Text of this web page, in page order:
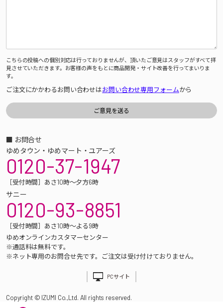
こちらの投稿への個別対応は行っておりませんが、頂いたご意見はスタッフがすべて拝
見させていただきます。お客様の声をもとに商品開発・サイト改善を行ってまいりま
す。
ご注文にかかわるお問い合わせはお問い合わせ専用フォームから
■ お問合せ
ゆめタウン・ゆめマート・ユアーズ
0120-37-1947
［受付時間］あさ10時～夕方6時
サニー
0120-93-8851
［受付時間］あさ10時～よる9時
ゆめオンラインカスタマーセンター
※通話料は無料です。
※ネット専用のお問合せ先です。ご注文は受け付けておりません。
PCサイト
Copyright © IZUMI Co.,Ltd. All rights reserved.